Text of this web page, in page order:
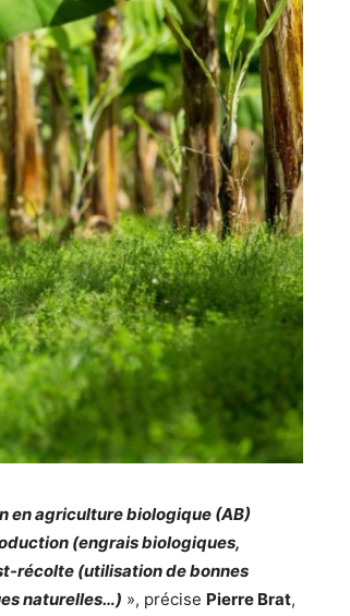
en agriculture biologique (AB)
(engrais biologiques,
récolte (utilisation de bonnes
naturelles…) », précise Pierre Brat,